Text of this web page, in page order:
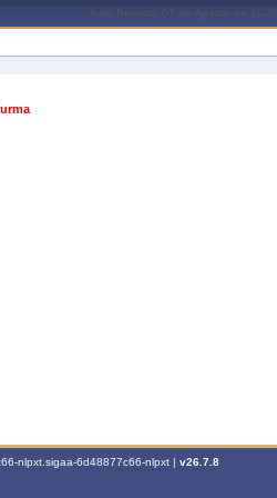
João Pessoa, 07 de Agosto de 2026
nlpxt.sigaa-6d48877c66-nlpxt | v26.7.8